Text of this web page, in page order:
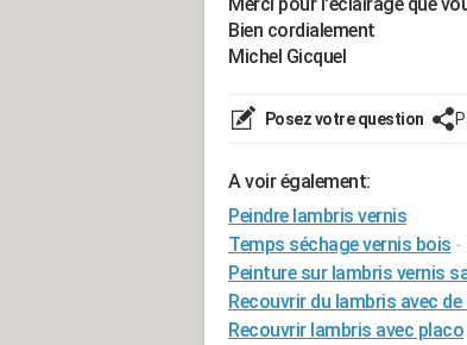
Bien cordialement
Michel Gicquel
Posez votre question
A voir également:
Peindre lambris vernis
Temps séchage vernis bois -
Peinture sur lambris vernis
Recouvrir du lambris avec
Recouvrir lambris avec placo